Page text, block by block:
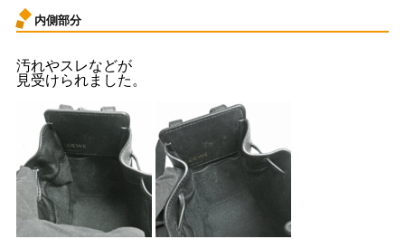
内側部分
汚れやスレなどが
見受けられました。